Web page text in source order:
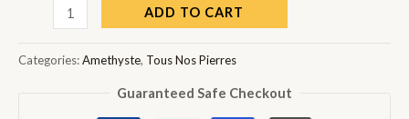
Amethyste
Briolette
ADD TO CART
Categories:Amethyste, Tous Nos Pierres
Guaranteed Safe Checkout